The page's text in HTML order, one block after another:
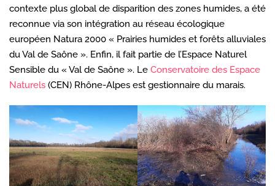
contexte plus global de disparition des zones humides, a été
reconnue via son intégration au réseau écologique
européen Natura 2000 « Prairies humides et forêts alluviales
du Val de Saône ». Enfin, il fait partie de l’Espace Naturel
Sensible du « Val de Saône ». Le Conservatoire des Espace
Naturels (CEN) Rhône-Alpes est gestionnaire du marais.